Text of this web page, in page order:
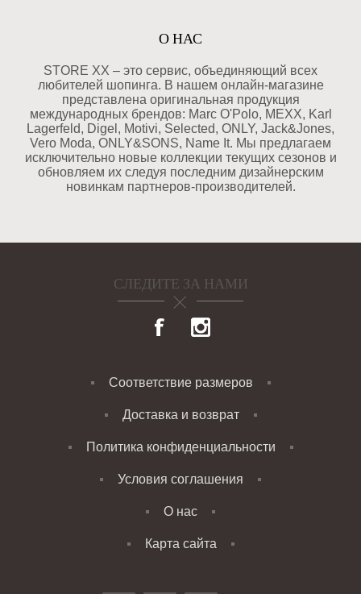
О НАС
STORE XX – это сервис, объединяющий всех
любителей шопинга. В нашем онлайн-магазине
представлена оригинальная продукция
международных брендов: Marc O'Polo, MEXX, Karl
Lagerfeld, Digel, Motivi, Selected, ONLY, Jack&Jones,
Vero Moda, ONLY&SONS, Name It. Мы предлагаем
исключительно новые коллекции текущих сезонов и
обновляем их следуя последним дизайнерским
новинкам партнеров-производителей.
СЛЕДИТЕ ЗА НАМИ
Соответствие размеров
Доставка и возврат
Политика конфиденциальности
Условия соглашения
О нас
Карта сайта